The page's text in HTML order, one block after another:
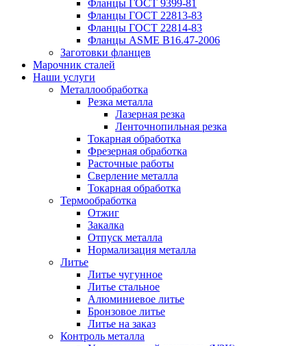
Фланцы ГОСТ 9399-81
Фланцы ГОСТ 22813-83
Фланцы ГОСТ 22814-83
Фланцы ASME B16.47-2006
Заготовки фланцев
Марочник сталей
Наши услуги
Металлообработка
Резка металла
Лазерная резка
Ленточнопильная резка
Токарная обработка
Фрезерная обработка
Расточные работы
Сверление металла
Токарная обработка
Термообработка
Отжиг
Закалка
Отпуск металла
Нормализация металла
Литье
Литье чугунное
Литье стальное
Алюминиевое литье
Бронзовое литье
Литье на заказ
Контроль металла